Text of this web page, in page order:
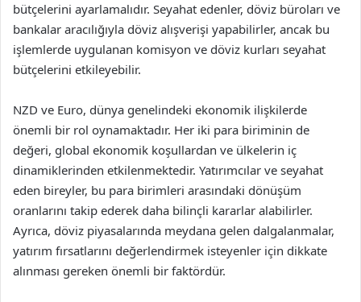
bütçelerini ayarlamalıdır. Seyahat edenler, döviz büroları ve
bankalar aracılığıyla döviz alışverişi yapabilirler, ancak bu
işlemlerde uygulanan komisyon ve döviz kurları seyahat
bütçelerini etkileyebilir.
NZD ve Euro, dünya genelindeki ekonomik ilişkilerde
önemli bir rol oynamaktadır. Her iki para biriminin de
değeri, global ekonomik koşullardan ve ülkelerin iç
dinamiklerinden etkilenmektedir. Yatırımcılar ve seyahat
eden bireyler, bu para birimleri arasındaki dönüşüm
oranlarını takip ederek daha bilinçli kararlar alabilirler.
Ayrıca, döviz piyasalarında meydana gelen dalgalanmalar,
yatırım fırsatlarını değerlendirmek isteyenler için dikkate
alınması gereken önemli bir faktördür.